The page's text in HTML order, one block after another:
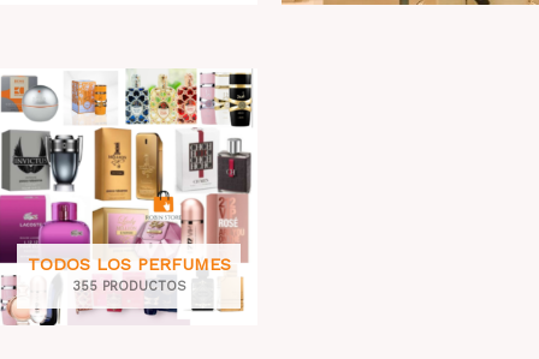
TODOS LOS PERFUMES
355 PRODUCTOS